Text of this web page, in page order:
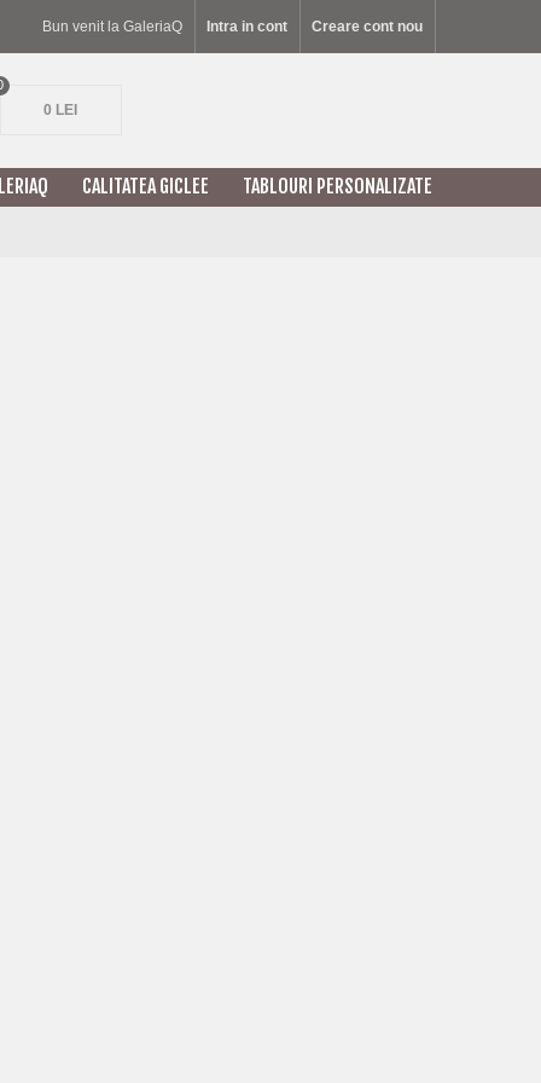
Bun venit la GaleriaQ Intra in cont Creare cont nou
0 LEI
CALITATEA GICLEE TABLOURI PERSONALIZATE